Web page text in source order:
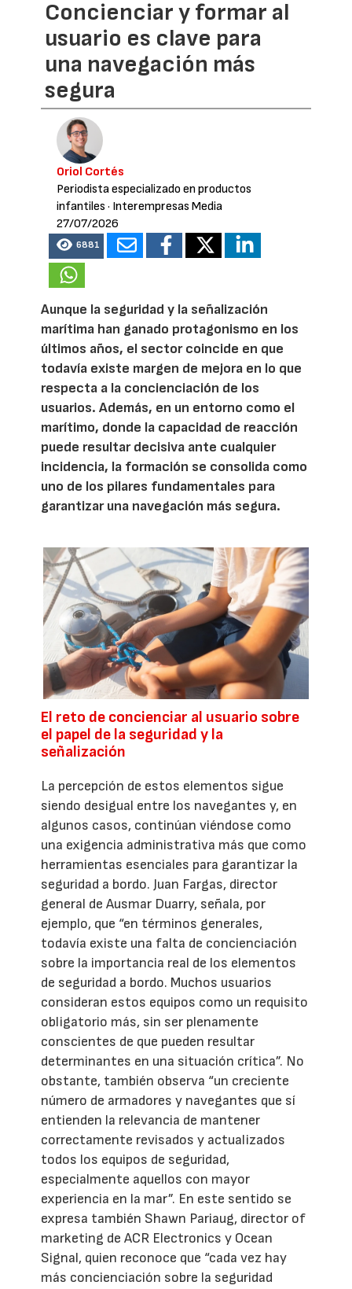
Concienciar y formar al
usuario es clave para
una navegación más
segura
Oriol Cortés
Periodista especializado en productos
infantiles · Interempresas Media
27/07/2026
6881
Aunque la seguridad y la señalización
marítima han ganado protagonismo en los
últimos años, el sector coincide en que
todavía existe margen de mejora en lo que
respecta a la concienciación de los
usuarios. Además, en un entorno como el
marítimo, donde la capacidad de reacción
puede resultar decisiva ante cualquier
incidencia, la formación se consolida como
uno de los pilares fundamentales para
garantizar una navegación más segura.
El reto de concienciar al usuario sobre
el papel de la seguridad y la
señalización
La percepción de estos elementos sigue
siendo desigual entre los navegantes y, en
algunos casos, continúan viéndose como
una exigencia administrativa más que como
herramientas esenciales para garantizar la
seguridad a bordo. Juan Fargas, director
general de Ausmar Duarry, señala, por
ejemplo, que “en términos generales,
todavía existe una falta de concienciación
sobre la importancia real de los elementos
de seguridad a bordo. Muchos usuarios
consideran estos equipos como un requisito
obligatorio más, sin ser plenamente
conscientes de que pueden resultar
determinantes en una situación crítica”. No
obstante, también observa “un creciente
número de armadores y navegantes que sí
entienden la relevancia de mantener
correctamente revisados y actualizados
todos los equipos de seguridad,
especialmente aquellos con mayor
experiencia en la mar”. En este sentido se
expresa también Shawn Pariaug, director of
marketing de ACR Electronics y Ocean
Signal, quien reconoce que “cada vez hay
más concienciación sobre la seguridad